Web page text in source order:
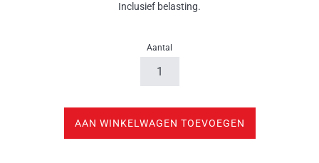
Inclusief belasting.
Aantal
AAN WINKELWAGEN TOEVOEGEN